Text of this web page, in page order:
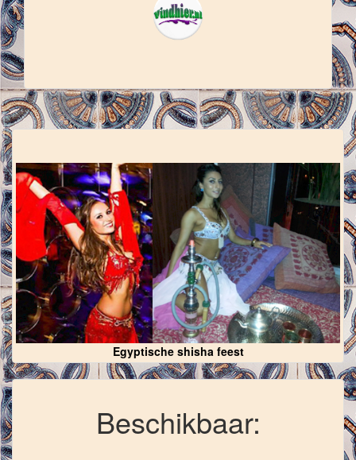
Egyptische shisha feest
Beschikbaar: